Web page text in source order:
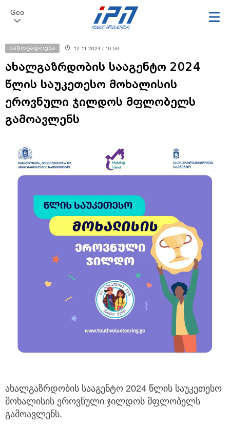
Geo
საზოგადოება 12.11.2024 / 10:59
ახალგაზრდობის სააგენტო 2024
წლის საუკეთესო მოხალისის
ეროვნული ჯილდოს მფლობელს
გამოავლენს
ახალგაზრდობის სააგენტო 2024 წლის საუკეთესო
მოხალისის ეროვნული ჯილდოს მფლობელს
გამოავლენს.